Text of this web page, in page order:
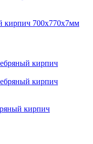
кирпич 700x770x7мм
кирпич